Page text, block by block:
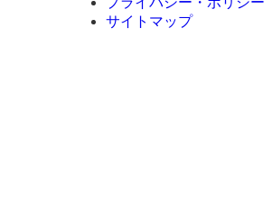
サイトマップ